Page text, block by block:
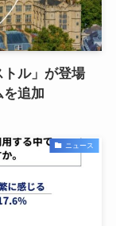
ル」が登場
を追加
ニュース